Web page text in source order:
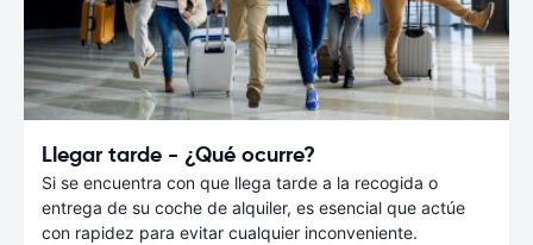
Llegar tarde - ¿Qué ocurre?
Si se encuentra con que llega tarde a la recogida o
entrega de su coche de alquiler, es esencial que actúe
con rapidez para evitar cualquier inconveniente.